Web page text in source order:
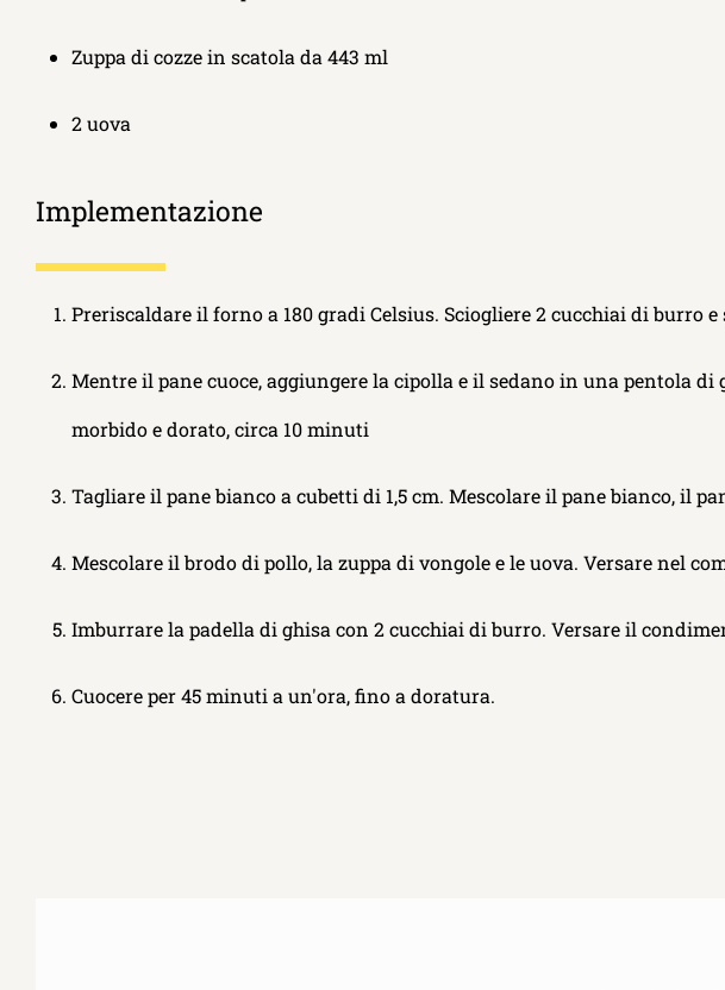
Zuppa di cozze in scatola da 443 ml
2 uova
Implementazione
Preriscaldare il forno a 180 gradi Celsius. Sciogliere 2 cucchiai di burro
Mentre il pane cuoce, aggiungere la cipolla e il sedano in una pentola
morbido e dorato, circa 10 minuti
Tagliare il pane bianco a cubetti di 1,5 cm. Mescolare il pane bianco, il
Mescolare il brodo di pollo, la zuppa di vongole e le uova. Versare nel
Imburrare la padella di ghisa con 2 cucchiai di burro. Versare il
Cuocere per 45 minuti a un'ora, fino a doratura.